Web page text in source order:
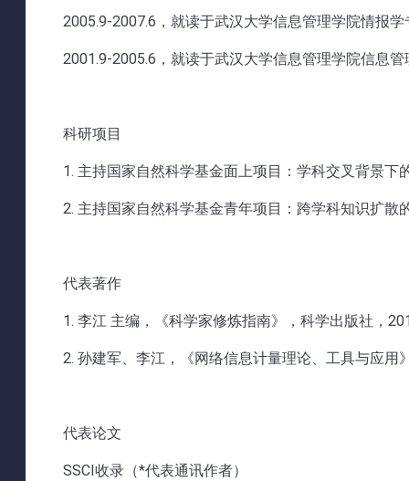
2005.9-2007.6，就读于武汉大学信息管理学院情报
2001.9-2005.6，就读于武汉大学信息管理学院信息
科研项目
1. 主持国家自然科学基金面上项目：学科交叉背景
2. 主持国家自然科学基金青年项目：跨学科知识扩
代表著作
1. 李江 主编，《科学家修炼指南》，科学出版社，
2. 孙建军、李江，《网络信息计量理论、工具与应用
代表论文
SSCI收录（*代表通讯作者）